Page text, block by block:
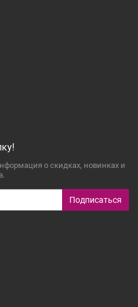
о скидках, новинках и
Подписаться